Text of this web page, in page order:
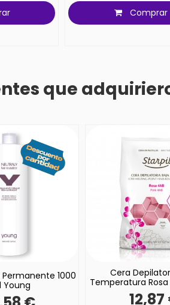
Comprar
que
1000
Young
Cera
Temperatura
12,87